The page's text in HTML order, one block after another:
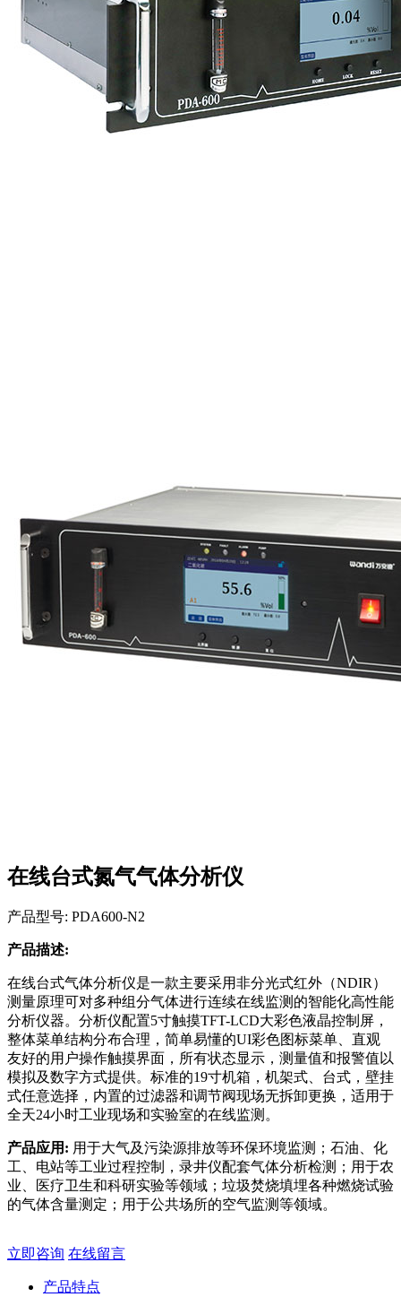
在线台式氮气气体分析仪
产品型号: PDA600-N2
产品描述:
在线台式气体分析仪是一款主要采用非分光式红外（NDIR）
测量原理可对多种组分气体进行连续在线监测的智能化高性能
分析仪器。分析仪配置5寸触摸TFT-LCD大彩色液晶控制屏，
整体菜单结构分布合理，简单易懂的UI彩色图标菜单、直观
友好的用户操作触摸界面，所有状态显示，测量值和报警值以
模拟及数字方式提供。标准的19寸机箱，机架式、台式，壁挂
式任意选择，内置的过滤器和调节阀现场无拆卸更换，适用于
全天24小时工业现场和实验室的在线监测。
产品应用: 用于大气及污染源排放等环保环境监测；石油、化
工、电站等工业过程控制，录井仪配套气体分析检测；用于农
业、医疗卫生和科研实验等领域；垃圾焚烧填埋各种燃烧试验
的气体含量测定；用于公共场所的空气监测等领域。
立即咨询 在线留言
产品特点